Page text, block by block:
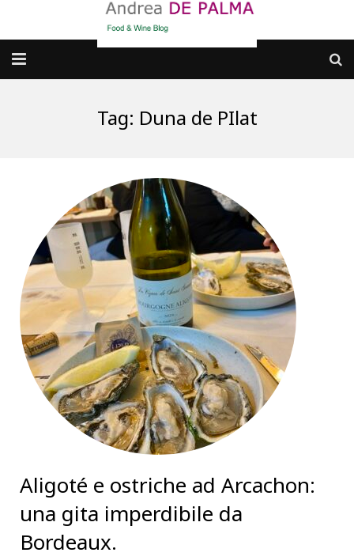
dove MANGIARE
cosa CUCINARE
dove ANDARE
Punti di vista e approfondimenti
Contatti
Tag: Duna de PIlat
Aligoté e ostriche ad Arcachon:
una gita imperdibile da
Bordeaux.